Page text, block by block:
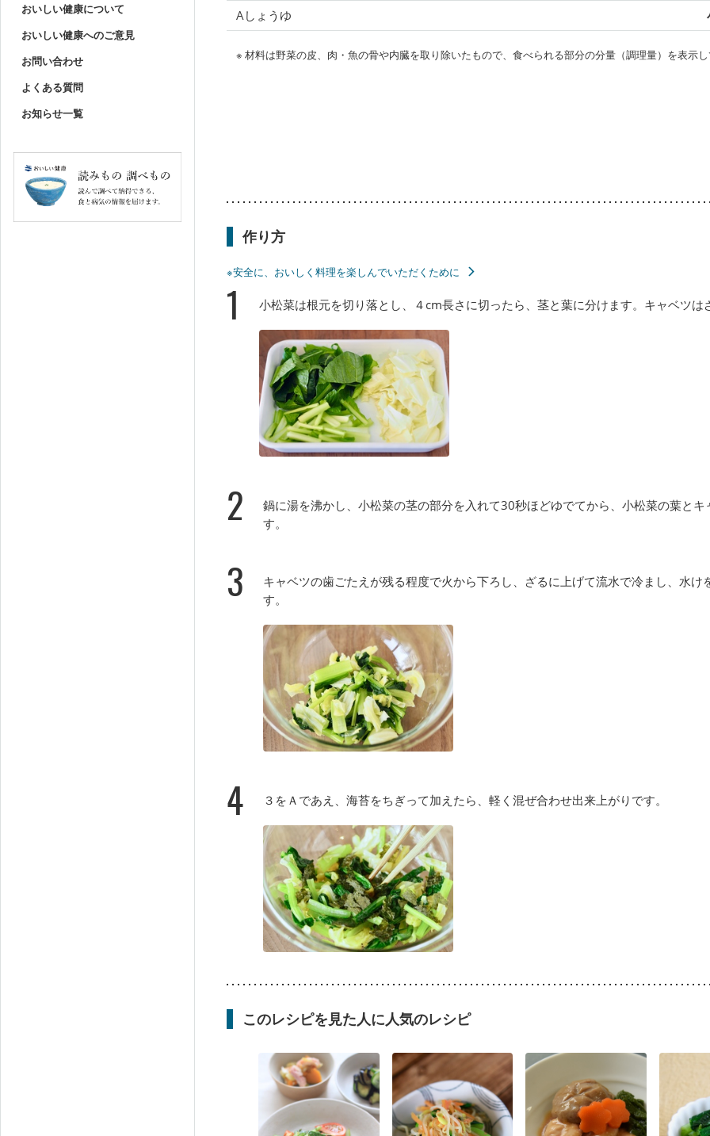
おいしい健康について
おいしい健康へのご意見
お問い合わせ
よくある質問
お知らせ一覧
Aしょうゆ
※ 材料は野菜の皮、肉・魚の骨や内臓を取り除いたもので、食べられる部分の分量（調理量）を表示し
作り方
※安全に、おいしく料理を楽しんでいただくために
1 小松菜は根元を切り落とし、４cm長さに切ったら、茎と葉に分けます。キャベツは
2
鍋に湯を沸かし、小松菜の茎の部分を入れて30秒ほどゆでてから、小松菜の葉とキ
す。
3
キャベツの歯ごたえが残る程度で火から下ろし、ざるに上げて流水で冷まし、水け
す。
4 ３をＡであえ、海苔をちぎって加えたら、軽く混ぜ合わせ出来上がりです。
このレシピを見た人に人気のレシピ